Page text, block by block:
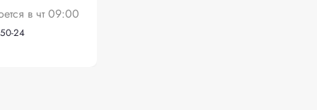
в чт 09:00
24